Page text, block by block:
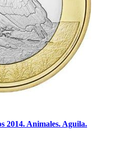
2014. Animales. Aguila.